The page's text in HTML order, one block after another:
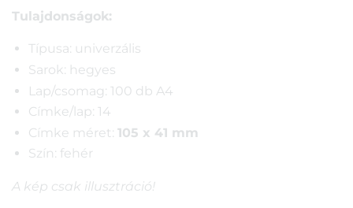
Tulajdonságok:
Típusa: univerzális
Sarok: hegyes
Lap/csomag: 100 db A4
Címke/lap: 14
Címke méret: 105 x 41 mm
Szín: fehér
A kép csak illusztráció!